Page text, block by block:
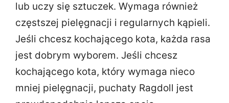
lub uczy się sztuczek. Wymaga również
częstszej pielęgnacji i regularnych kąpieli.
Jeśli chcesz kochającego kota, każda rasa
jest dobrym wyborem. Jeśli chcesz
kochającego kota, który wymaga nieco
mniej pielęgnacji, puchaty Ragdoll jest